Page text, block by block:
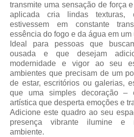
transmite uma sensação de força
aplicada cria lindas
estivessem em constante
essência do fogo e da água em um
Ideal para pessoas que
ousada e que desejam
modernidade e vigor ao seu
ambientes que precisam de um
de estar, escritórios ou galerias,
que uma simples decoração –
artística que desperta emoções e
Adicione este quadro ao seu
presença vibrante ilumine e
ambiente.